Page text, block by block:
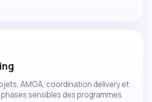
AMOA, coordination delivery et
sensibles des programmes.